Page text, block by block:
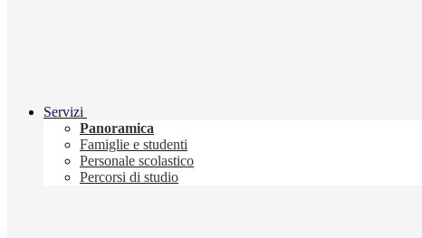
Servizi
Panoramica
Famiglie e studenti
Personale scolastico
Percorsi di studio